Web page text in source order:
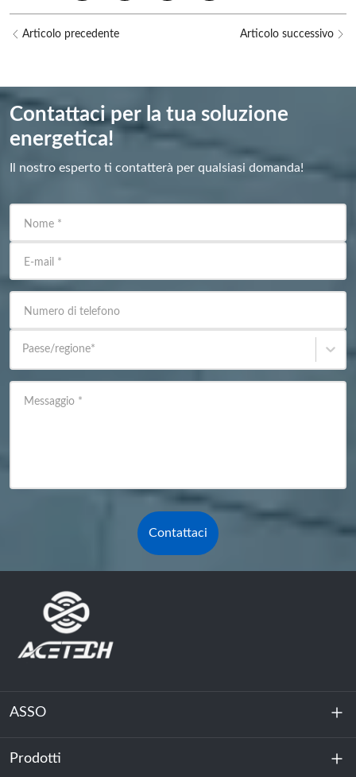
Articolo precedente Articolo successivo
Contattaci per la tua soluzione
energetica!
Il nostro esperto ti contatterà per qualsiasi domanda!
Nome *
E-mail *
Numero di telefono
Paese/regione*
Messaggio *
Contattaci
ASSO
Chi siamo
Prodotti